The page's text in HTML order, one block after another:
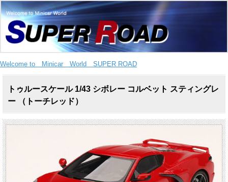
Welcome to Minicar World SUPER ROAD
トゥルースケール 1/43 シボレー コルベット スティングレ
ー （トーチレッド）